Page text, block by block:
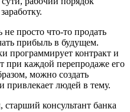
просто что-то продать
прибыль в будущем.
программирует контракт и
при каждой перепродаже его
можно создать
привлекает людей в тему.